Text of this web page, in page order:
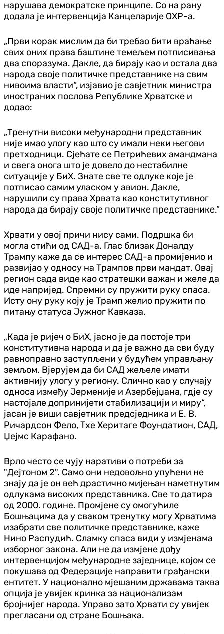
нарушава демократске принципе. Со на рану
додала је интервенција Канцеларије ОХР-а.
„Први корак мислим да би требао бити враћање
свих оних права баштине темељем потписивања
два споразума. Дакле, да бирају као и остала два
народа своје политичке представнике на свим
нивоима власти“, изјавио је савјетник министра
иностраних послова Републике Хрватске и
додао:
„Тренутни високи међународни представник
није имао улогу као што су имали неки његови
претходници. Сјећате се Петрићевих амандмана
и свега онога што је довело до нестабилне
ситуације у БиХ. Знате све те одлуке које је
потписао самим уласком у авион. Дакле,
нарушили су права Хрвата као конститутивног
народа да бирају своје политичке представнике.“
Хрвати у овој причи нису сами. Подршка би
могла стићи од САД-а. Глас близак Доналду
Трампу каже да се интерес САД-а промијенио и
развијао у односу на Трампов први мандат. Овај
регион сада виде као стратешки важан и желе да
иде напријед. Спремни су пружити руку спаса.
Исту ону руку коју је Трамп желио пружити по
питању статуса Јужног Кавказа.
„Када је ријеч о БиХ, јасно је да постоје три
конститутивна народа и да је важно да сви буду
равноправно заступљени у будућем управљању
земљом. Вјерујем да би САД жељеле имати
активнију улогу у региону. Слично као у случају
односа између Јерменије и Азербејџана, гдје су
настојале допринијети стабилизацији и миру“,
јасан је виши савјетник предсједника и Е. В.
Ричардсон Фело, Тхе Херитаге Фоундатион, САД,
Џејмс Карафано.
Врло често се чују наративи о потреби за
"Дејтоном 2". Само они недовољно упућени не
знају да је он већ драстично мијењан наметнутим
одлукама високих представника. Све то датира
од 2000. године. Промјене су омогућиле
Бошњацима да у сваком тренутку могу Хрватима
изабрати све политичке представнике, каже
Нино Распудић. Сламку спаса види у измјенама
изборног закона. Али не да измјене дођу
интервенцијом међународне заједнице, којом се
покушава од Федерације направити грађански
ентитет. У национално мјешаним државама таква
опција је увијек кринка за национализам
бројнијег народа. Управо зато Хрвати су увијек
прегласани од стране Бошњака.